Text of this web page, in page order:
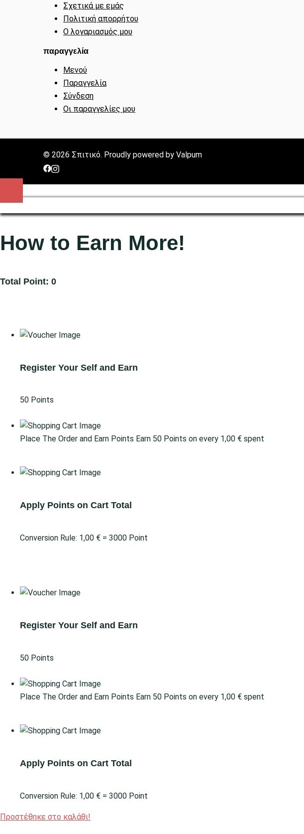
Σχετικά με εμάς
Πολιτική απορρήτου
Ο λογαριασμός μου
παραγγελία
Μενού
Παραγγελία
Σύνδεση
Οι παραγγελίες μου
© 2026 Σπιτικό. Proudly powered by Valpum
https://www.facebook.com/spitikogrevena/?
https://www.instagram.com/spitiko_grevena/?
How to Earn More!
Total Point: 0
Register Your Self and Earn
50 Points
Place The Order and Earn Points Earn 50 Points on every 1,00 € spent
Apply Points on Cart Total
Conversion Rule: 1,00 € = 3000 Point
Register Your Self and Earn
50 Points
Place The Order and Earn Points Earn 50 Points on every 1,00 € spent
Apply Points on Cart Total
Conversion Rule: 1,00 € = 3000 Point
Προστέθηκε στο καλάθι!